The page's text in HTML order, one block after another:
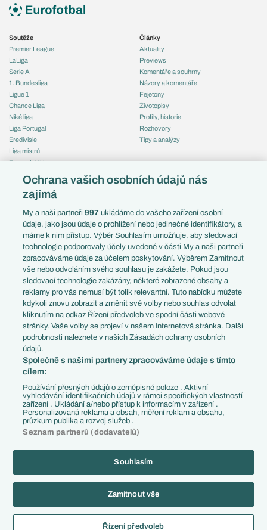
Soutěže
Premier League
LaLiga
Serie A
1. Bundesliga
Ligue 1
Chance Liga
Niké liga
Liga Portugal
Eredivisie
Liga mistrů
Evropská liga
Mistrovství světa
Liga národů
Témata
Představení týmů MS
EuroSkauting
PL v kostce
Evropské koeficienty
Přestupy
Přestupové spekulace
Zranění
Kluby
Arsenal FC
Chelsea FC
Manchester United
AC Milán
Juventus FC
Bayern Mnichov
FC Barcelona
Real Madrid
Články
Aktuality
Previews
Komentáře a souhrny
Názory a komentáře
Fejetony
Životopisy
Profily, historie
Rozhovory
Tipy a analýzy
Česko
Francie
Itálie
Německo
Španělsko
Argentina
Brazílie
Přestupy
Zápasy
Livescore
Tipovací soutěž
Copyright © 2001-2026 EuroFotbal.cz. Využíváme zpravodajství ČTK.
Informace o zpracování osobních údajů
Ochrana vašich osobních údajů nás
zajímá
My a naši partneři997 ukládáme do vašeho zařízení osobní
údaje, jako jsou údaje o prohlížení nebo jedinečné identifikátory, a
máme k nim přístup. Výběr Souhlasím umožňuje, aby sledovací
technologie podporovaly účely uvedené v části My a naši partneři
zpracováváme údaje za účelem poskytování. Výběrem Zamítnout
vše nebo odvoláním svého souhlasu je zakážete. Pokud jsou
sledovací technologie zakázány, některé zobrazené obsahy a
reklamy pro vás nemusí být tolik relevantní. Tuto nabídku můžete
kdykoli znovu zobrazit a změnit své volby nebo souhlas odvolat
kliknutím na odkaz Řízení předvoleb ve spodní části webové
stránky. Vaše volby se projeví v našem Internetová stránka. Další
podrobnosti naleznete v našich Zásadách ochrany osobních
údajů.
Společně s našimi partnery zpracováváme údaje s tímto
cílem:
Používání přesných údajů o zeměpisné poloze . Aktivní
vyhledávání identifikačních údajů v rámci specifických vlastností
zařízení . Ukládání a/nebo přístup k informacím v zařízení .
Personalizovaná reklama a obsah, měření reklam a obsahu,
průzkum publika a rozvoj služeb .
Seznam partnerů (dodavatelů)
Souhlasím
Zamítnout vše
Řízení předvoleb